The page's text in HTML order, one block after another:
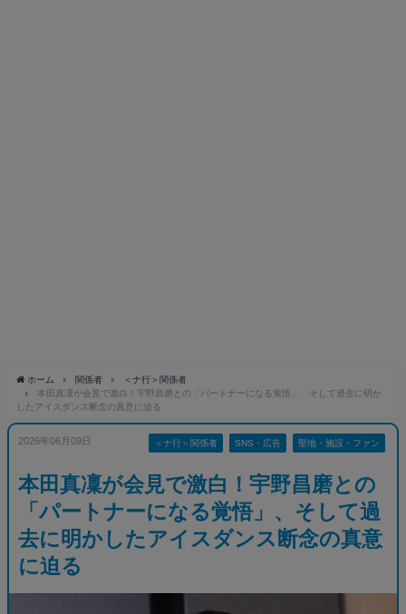
ホーム 関係者
＜ナ行＞関係者
本田真凜が会見で激白！宇野昌磨との「パートナーになる覚悟」、そして過去に明か
したアイスダンス断念の真意に迫る
2026年06月09日 ＜ナ行＞関係者 SNS・広告 聖地・施設・ファン
本田真凜が会見で激白！宇野昌磨との
「パートナーになる覚悟」、そして過
去に明かしたアイスダンス断念の真意
に迫る